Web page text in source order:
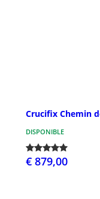
Crucifix Chemin
DISPONIBLE
€ 879,00